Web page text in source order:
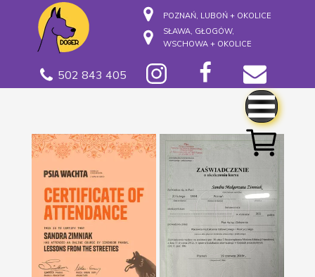
SŁAWA, GŁOGÓW,
WSCHOWA + OKOLICE
POZNAŃ, LUBOŃ + OKOLICE
502 843 405